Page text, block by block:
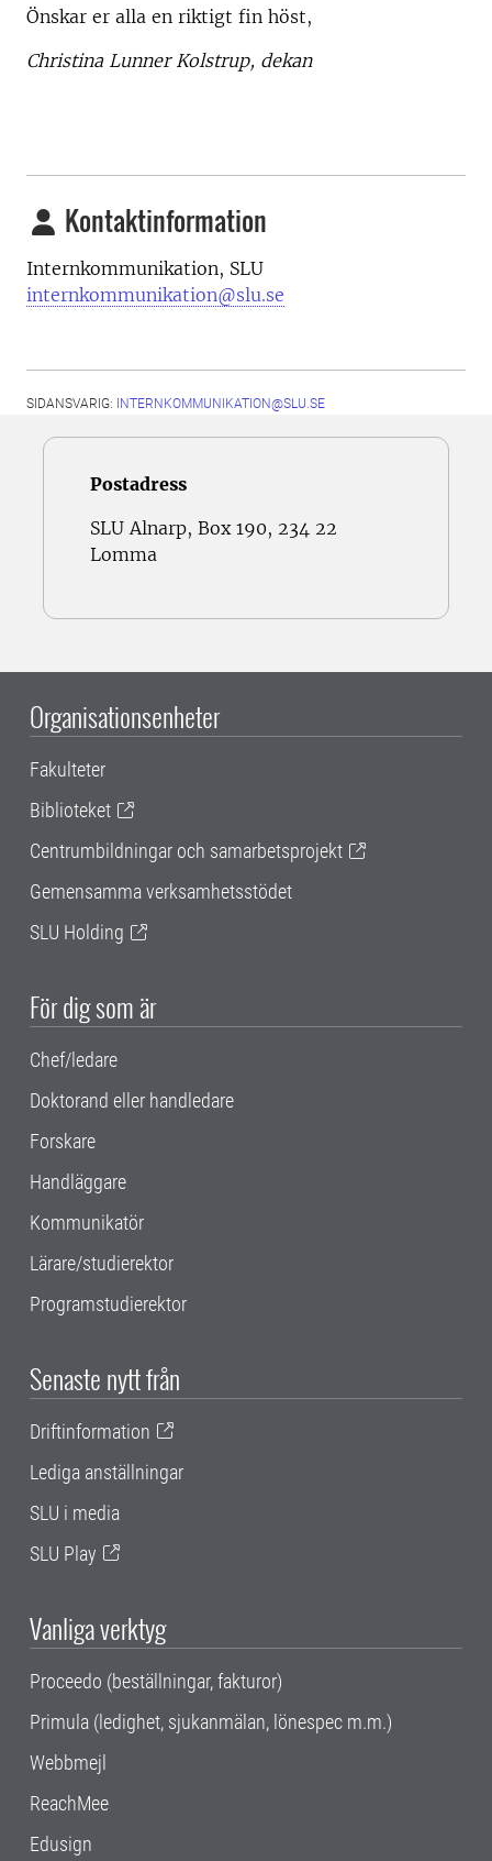
Önskar er alla en riktigt fin höst,
Christina Lunner Kolstrup, dekan
Kontaktinformation
Internkommunikation, SLU
internkommunikation@slu.se
SIDANSVARIG: INTERNKOMMUNIKATION@SLU.SE
Postadress
SLU Alnarp, Box 190, 234 22
Lomma
Organisationsenheter
Fakulteter
Biblioteket
Centrumbildningar och samarbetsprojekt
Gemensamma verksamhetsstödet
SLU Holding
För dig som är
Chef/ledare
Doktorand eller handledare
Forskare
Handläggare
Kommunikatör
Lärare/studierektor
Programstudierektor
Senaste nytt från
Driftinformation
Lediga anställningar
SLU i media
SLU Play
Vanliga verktyg
Proceedo (beställningar, fakturor)
Primula (ledighet, sjukanmälan, lönespec m.m.)
Webbmejl
ReachMee
Edusign